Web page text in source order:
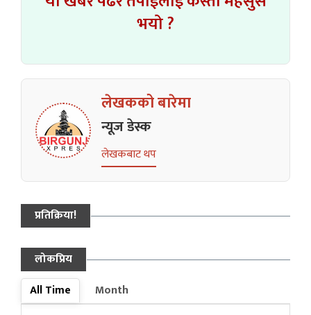
भयो ?
लेखकको बारेमा
न्यूज डेस्क
लेखकबाट थप
प्रतिक्रिया!
लोकप्रिय
All Time
Month